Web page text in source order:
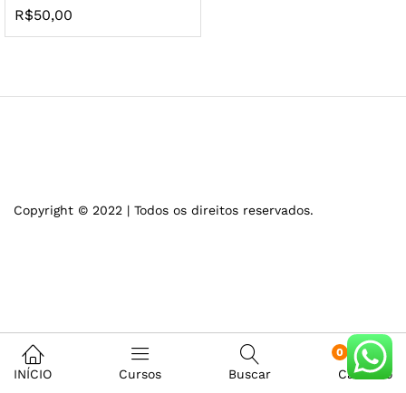
R$50,00
Copyright © 2022 | Todos os direitos reservados.
INÍCIO Cursos Buscar
0
Carrinho